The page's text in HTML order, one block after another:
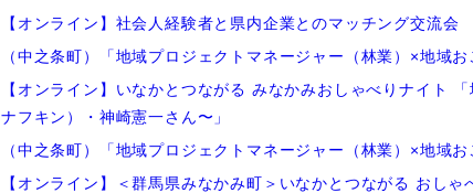
【オンライン】社会人経験者と県内企業とのマッチング交流会
（中之条町）「地域プロジェクトマネージャー（林業）×地域
【オンライン】いなかとつながる みなかみおしゃべりナイト
ナフキン）・神崎憲一さん〜」
（中之条町）「地域プロジェクトマネージャー（林業）×地域
【オンライン】＜群馬県みなかみ町＞いなかとつながる おし